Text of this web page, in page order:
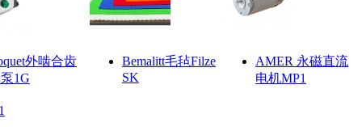
外啮合齿
1G
Bemalitt毛毡Filze
SK
AMER 永磁直流
电机MP1